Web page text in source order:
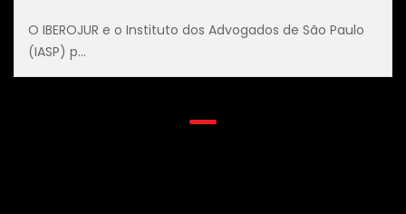
O IBEROJUR e o Instituto dos Advogados de São Paulo
(IASP) p...